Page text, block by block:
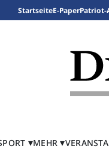
StartseiteE-PaperPatriot-
MEHR